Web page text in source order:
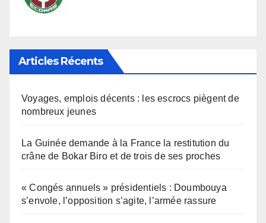
Articles Récents
Voyages, emplois décents : les escrocs piègent de
nombreux jeunes
La Guinée demande à la France la restitution du
crâne de Bokar Biro et de trois de ses proches
« Congés annuels » présidentiels : Doumbouya
s’envole, l’opposition s’agite, l’armée rassure